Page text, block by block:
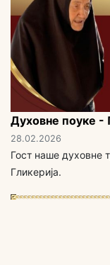
Духовне поуке -
28.02.2026
Гост наше духовне
Гликерија.